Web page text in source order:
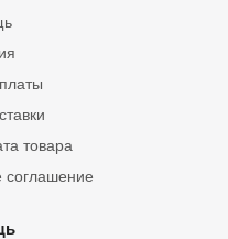
товара
соглашение